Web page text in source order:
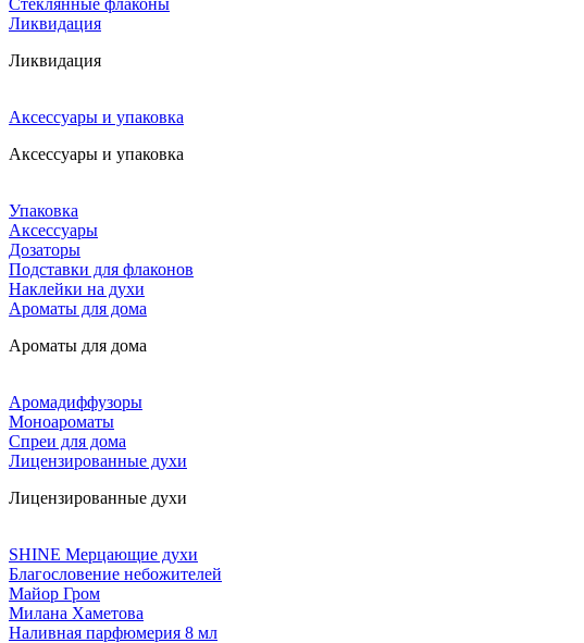
Стеклянные флаконы
Ликвидация
Ликвидация
Аксессуары и упаковка
Аксессуары и упаковка
Упаковка
Аксессуары
Дозаторы
Подставки для флаконов
Наклейки на духи
Ароматы для дома
Ароматы для дома
Аромадиффузоры
Моноароматы
Спреи для дома
Лицензированные духи
Лицензированные духи
SHINE Мерцающие духи
Благословение небожителей
Майор Гром
Милана Хаметова
Наливная парфюмерия 8 мл